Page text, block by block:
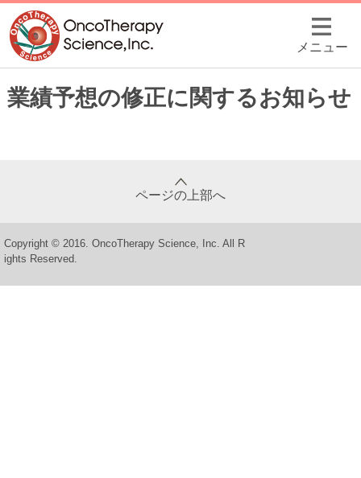
メニュー
業績予想の修正に関するお知らせ
ページの上部へ
Copyright © 2016. OncoTherapy Science, Inc. All R
ights Reserved.